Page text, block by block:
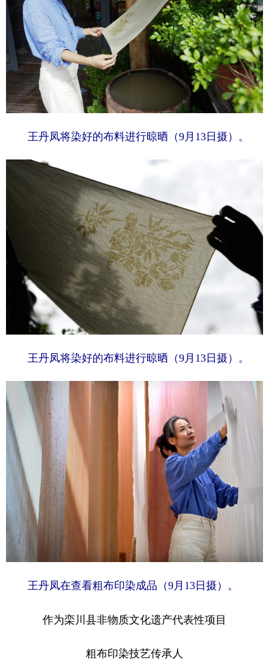
王丹凤将染好的布料进行晾晒（9月13日摄）。
王丹凤将染好的布料进行晾晒（9月13日摄）。
王丹凤在查看粗布印染成品（9月13日摄）。
作为栾川县非物质文化遗产代表性项目
粗布印染技艺传承人